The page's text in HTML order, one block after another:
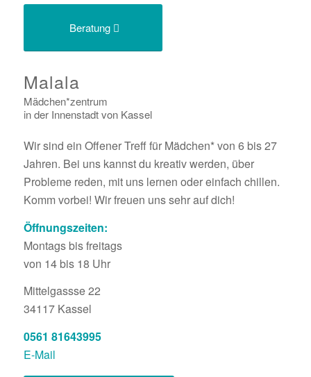
Beratung
Malala
Mädchen*zentrum
in der Innenstadt von Kassel
Wir sind ein Offener Treff für Mädchen* von 6 bis 27
Jahren. Bei uns kannst du kreativ werden, über
Probleme reden, mit uns lernen oder einfach chillen.
Komm vorbei! Wir freuen uns sehr auf dich!
Öffnungszeiten:
Montags bis freitags
von 14 bis 18 Uhr
Mittelgassse 22
34117Kassel
0561 81643995
E-Mail